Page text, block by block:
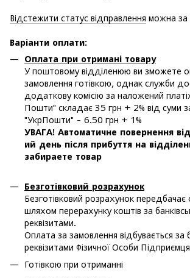
Відстежити статус відправлення можна
Варіанти оплати:
Оплата при отримані товару
У поштовому відділенюю ви зможете
замовлення готівкою, однак служби
додаткову комісію за наложений
Пошти" складає 35 грн + 2% від суми
"УкрПошти" - 6.50 грн + 1%
УВАГА! Автоматичне повернення
ий день після прибуття на
забираете товар
Безготівковий розрахунок
Безготівковий розрахунок передбачає
шляхом перерахунку коштів за
реквізитами.
Оплата за замовлення відбувається за
реквізитами Фізичної Особи
Готівкою при отриманні